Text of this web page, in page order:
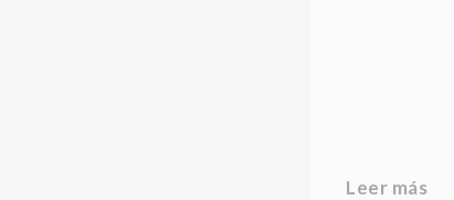
Leer más